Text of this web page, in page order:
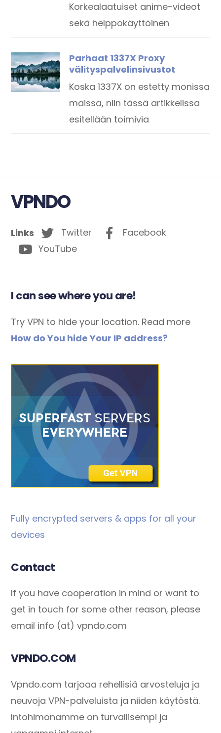
Korkealaatuiset anime-videot
sekä helppokäyttöinen
Parhaat 1337X Proxy
välityspalvelinsivustot
Koska 1337X on estetty monissa
maissa, niin tässä artikkelissa
esitellään toimivia
VPNDO
Links Twitter
Facebook
YouTube
I can see where you are!
Try VPN to hide your location. Read more
How do You hide Your IP address?
Fully encrypted servers & apps for all your
devices
Contact
If you have cooperation in mind or want to
get in touch for some other reason, please
email info (at) vpndo.com
VPNDO.COM
Vpndo.com tarjoaa rehellisiä arvosteluja ja
neuvoja VPN-palveluista ja niiden käytöstä.
Intohimonamme on turvallisempi ja